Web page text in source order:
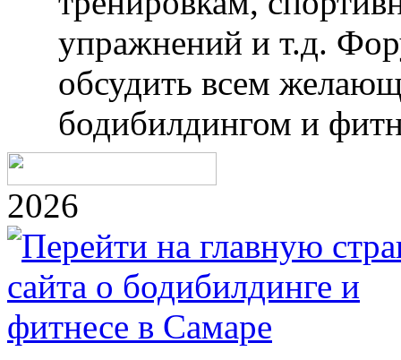
упражнений и т.д.
обсудить всем
бодибилдингом и
2026